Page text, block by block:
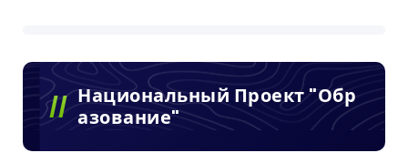
Национальный Проект "Обр
Азование"